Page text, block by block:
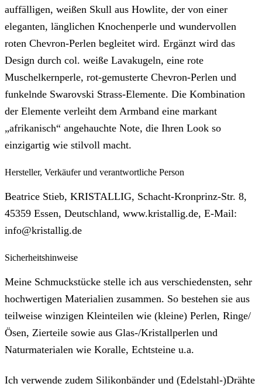
auffälligen, weißen Skull aus Howlite, der von einer
eleganten, länglichen Knochenperle und wundervollen
roten Chevron-Perlen begleitet wird. Ergänzt wird das
Design durch col. weiße Lavakugeln, eine rote
Muschelkernperle, rot-gemusterte Chevron-Perlen und
funkelnde Swarovski Strass-Elemente. Die Kombination
der Elemente verleiht dem Armband eine markant
„afrikanisch“ angehauchte Note, die Ihren Look so
einzigartig wie stilvoll macht.
Hersteller, Verkäufer und verantwortliche Person
Beatrice Stieb, KRISTALLIG, Schacht-Kronprinz-Str. 8,
45359 Essen, Deutschland, www.kristallig.de, E-Mail:
info@kristallig.de
Sicherheitshinweise
Meine Schmuckstücke stelle ich aus verschiedensten, sehr
hochwertigen Materialien zusammen. So bestehen sie aus
teilweise winzigen Kleinteilen wie (kleine) Perlen, Ringe/
Ösen, Zierteile sowie aus Glas-/Kristallperlen und
Naturmaterialen wie Koralle, Echtsteine u.a.
Ich verwende zudem Silikonbänder und (Edelstahl-)Drähte